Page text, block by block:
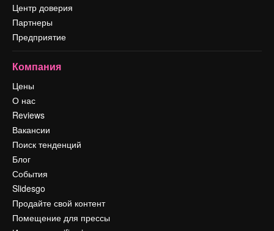
Центр доверия
Партнеры
Предприятие
Компания
Цены
О нас
Reviews
Вакансии
Поиск тенденций
Блог
События
Slidesgo
Продайте свой контент
Помещение для прессы